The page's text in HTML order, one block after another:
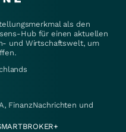
als den
Hub für einen aktuellen
und Wirtschaftswelt, um
FinanzNachrichten und